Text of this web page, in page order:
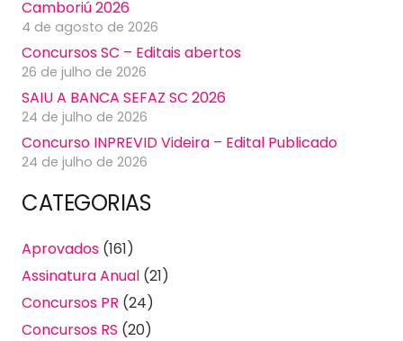
Camboriú 2026
4 de agosto de 2026
Concursos SC – Editais abertos
26 de julho de 2026
SAIU A BANCA SEFAZ SC 2026
24 de julho de 2026
Concurso INPREVID Videira – Edital Publicado
24 de julho de 2026
CATEGORIAS
Aprovados (161)
Assinatura Anual (21)
Concursos PR (24)
Concursos RS (20)